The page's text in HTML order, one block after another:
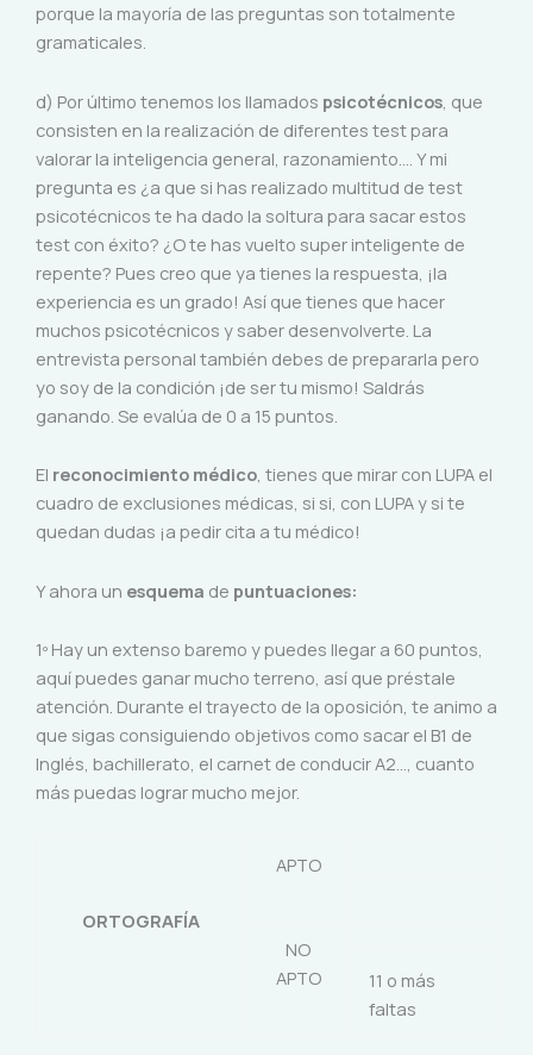
porque la mayoría de las preguntas son totalmente
gramaticales.
d) Por último tenemos los llamados psicotécnicos , que
consisten en la realización de diferentes test para
valorar la inteligencia general, razonamiento…. Y mi
pregunta es ¿a que si has realizado multitud de test
psicotécnicos te ha dado la soltura para sacar estos
test con éxito? ¿O te has vuelto super inteligente de
repente? Pues creo que ya tienes la respuesta, ¡la
experiencia es un grado! Así que tienes que hacer
muchos psicotécnicos y saber desenvolverte. La
entrevista personal también debes de prepararla pero
yo soy de la condición ¡de ser tu mismo! Saldrás
ganando. Se evalúa de 0 a 15 puntos.
El reconocimiento médico, tienes que mirar con LUPA el
cuadro de exclusiones médicas, si si, con LUPA y si te
quedan dudas ¡a pedir cita a tu médico!
Y ahora un esquema de puntuaciones:
1º Hay un extenso baremo y puedes llegar a 60 puntos,
aquí puedes ganar mucho terreno, así que préstale
atención. Durante el trayecto de la oposición, te animo a
que sigas consiguiendo objetivos como sacar el B1 de
Inglés, bachillerato, el carnet de conducir A2…, cuanto
más puedas lograr mucho mejor.
ORTOGRAFÍA
APTO
NO
APTO
11 o más
faltas